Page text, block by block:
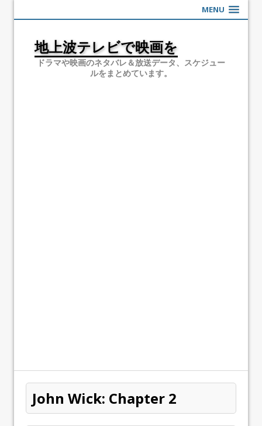
MENU
地上波テレビで映画を
ドラマや映画のネタバレ＆放送データ、スケジュー
ルをまとめています。
John Wick: Chapter 2